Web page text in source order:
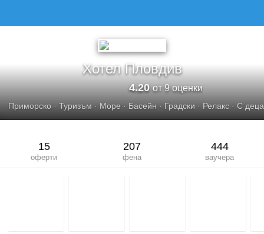
Хотел Пловдив
4.20от 9 оценки
Приморско · Туризъм · Море · Басейн · Градски · Релакс · С
15
оферти
207
фена
444
ваучера